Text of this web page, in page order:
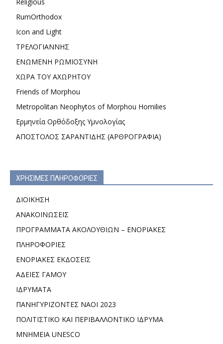
RumOrthodox
Icon and Light
ΤΡΕΛΟΓΙΑΝΝΗΣ
ΕΝΩΜΕΝΗ ΡΩΜΙΟΣΥΝΗ
ΧΩΡΑ ΤΟΥ ΑΧΩΡΗΤΟΥ
Friends of Morphou
Metropolitan Neophytos of Morphou Homilies
Ερμηνεία Ορθόδοξης Υμνολογίας
ΑΠΟΣΤΟΛΟΣ ΣΑΡΑΝΤΙΔΗΣ (ΑΡΘΡΟΓΡΑΦΙΑ)
ΧΡΗΣΙΜΕΣ ΠΛΗΡΟΦΟΡΙΕΣ
ΔΙΟΙΚΗΣΗ
ΑΝΑΚΟΙΝΩΣΕΙΣ
ΠΡΟΓΡΑΜΜΑΤΑ ΑΚΟΛΟΥΘΙΩΝ – ΕΝΟΡΙΑΚΕΣ
ΠΛΗΡΟΦΟΡΙΕΣ
ΕΝΟΡΙΑΚΕΣ ΕΚΔΟΣΕΙΣ
ΑΔΕΙΕΣ ΓΑΜΟΥ
ΙΔΡΥΜΑΤΑ
ΠΑΝΗΓΥΡΙΖΟΝΤΕΣ ΝΑΟΙ 2023
ΠΟΛΙΤΙΣΤΙΚΟ ΚΑΙ ΠΕΡΙΒΑΛΛΟΝΤΙΚΟ ΙΔΡΥΜΑ
ΜΝΗΜΕΙΑ UNESCO